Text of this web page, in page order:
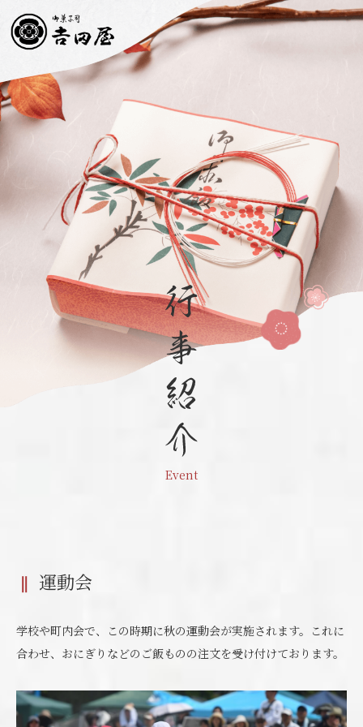
お知らせ ごあいさつ 吉田屋のこだわり 商品紹介 お客
Event
運動会
学校や町内会で、この時期に秋の運動会が実施されます。これに
合わせ、おにぎりなどのご飯ものの注文を受け付けております。